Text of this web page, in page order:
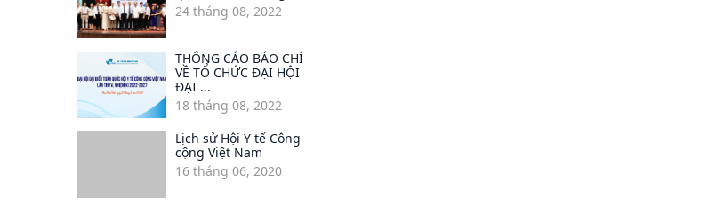
24 tháng 08, 2022
THÔNG CÁO BÁO CHÍ
VỀ TỔ CHỨC ĐẠI HỘI
ĐẠI ...
18 tháng 08, 2022
Lịch sử Hội Y tế Công
cộng Việt Nam
16 tháng 06, 2020